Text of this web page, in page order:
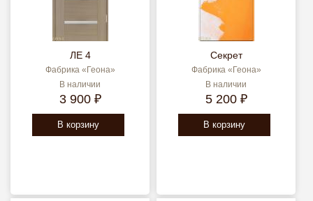
ЛЕ 4
Фабрика «Геона»
В наличии
3 900 ₽
В корзину
Секрет
Фабрика «Геона»
В наличии
5 200 ₽
В корзину